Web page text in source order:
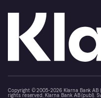
Copyright © 2005-2026 Klarna Bank AB
rights reserved. Klarna Bank AB (publ).